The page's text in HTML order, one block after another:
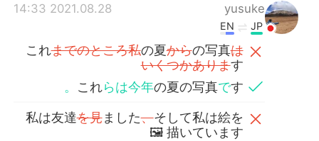
yusuke
2021.08.28 14:33
JP
EN
これまでのところ私の夏からの写真は
いくつかあります
これらは今年の夏の写真です
。
私は友達を見ました、そして私は絵を
描いています 🖼